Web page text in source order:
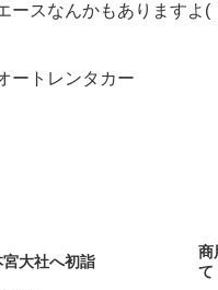
ースなんかもありますよ(
ートレンタカー
大社へ初詣
商
て